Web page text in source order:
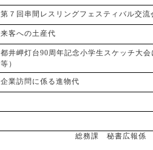
第７回串間レスリングフェスティバル交流
来客への土産代
都井岬灯台90周年記念小学生スケッチ大
等）
企業訪問に係る進物代
総務課 秘書広報係